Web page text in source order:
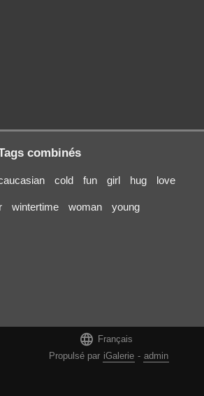
combinés
cold fun girl hug love
wintertime woman young
 Français
Propulsé par iGalerie - admin